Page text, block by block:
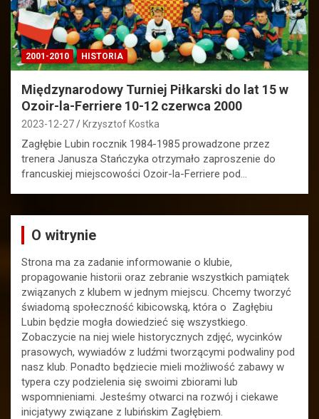
2001-2010 HISTORIA
Międzynarodowy Turniej Piłkarski do lat 15 w
Ozoir-la-Ferriere 10-12 czerwca 2000
2023-12-27 Krzysztof Kostka
Zagłębie Lubin rocznik 1984-1985 prowadzone przez
trenera Janusza Stańczyka otrzymało zaproszenie do
francuskiej miejscowości Ozoir-la-Ferriere pod…
O witrynie
Strona ma za zadanie informowanie o klubie,
propagowanie historii oraz zebranie wszystkich pamiątek
związanych z klubem w jednym miejscu. Chcemy tworzyć
świadomą społeczność kibicowską, która o Zagłębiu
Lubin będzie mogła dowiedzieć się wszystkiego.
Zobaczycie na niej wiele historycznych zdjęć, wycinków
prasowych, wywiadów z ludźmi tworzącymi podwaliny pod
nasz klub. Ponadto będziecie mieli możliwość zabawy w
typera czy podzielenia się swoimi zbiorami lub
wspomnieniami. Jesteśmy otwarci na rozwój i ciekawe
inicjatywy związane z lubińskim Zagłębiem.